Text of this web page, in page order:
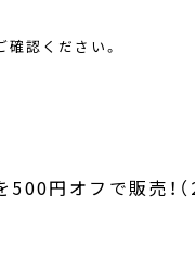
認ください。
円オフで販売！（2